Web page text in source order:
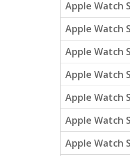
Apple Watch
Apple Watch
Apple Watch
Apple Watch
Apple Watch
Apple Watch
Apple Watch